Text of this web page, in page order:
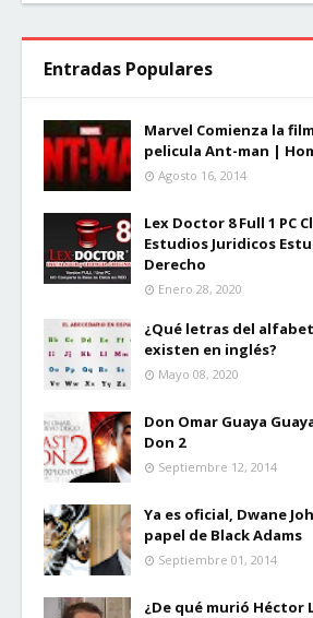
Entradas Populares
Marvel Comienza la
pelicula Ant-man |
Agosto 16, 2014
Lex Doctor 8 Full 1 PC
Estudios Juridicos
Derecho
Enero 28, 2020
¿Qué letras del
existen en inglés?
Mayo 08, 2020
Don Omar Guaya
Don 2
Septiembre 12, 2014
Ya es oficial, Dwane
papel de Black Adams
Septiembre 01, 2014
¿De qué murió Héctor